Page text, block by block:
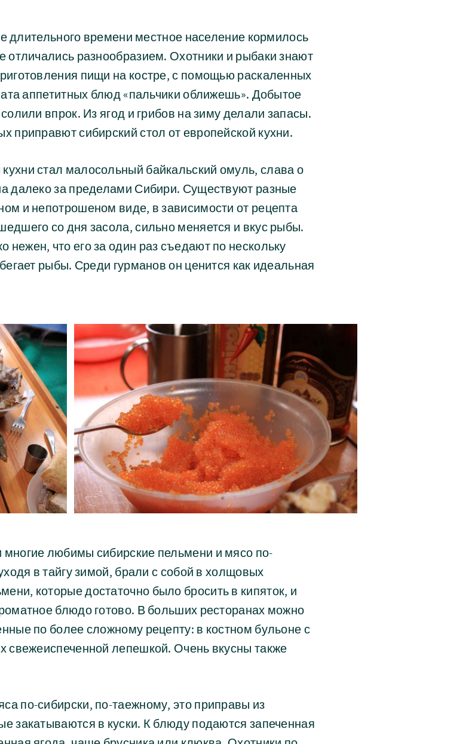
длительного времени местное население кормилось
отличались разнообразием. Охотники и рыбаки знают
пищи на костре, с помощью раскаленных
аппетитных блюд «пальчики оближешь». Добытое
впрок. Из ягод и грибов на зиму делали запасы.
приправют сибирский стол от европейской кухни.
стал малосольный байкальский омуль, слава о
далеко за пределами Сибири. Существуют разные
и непотрошеном виде, в зависимости от рецепта
со дня засола, сильно меняется и вкус рыбы.
что его за один раз съедают по нескольку
рыбы. Среди гурманов он ценится как идеальная
любимы сибирские пельмени и мясо по-
в тайгу зимой, брали с собой в холщовых
которые достаточно было бросить в кипяток, и
блюдо готово. В больших ресторанах можно
по более сложному рецепту: в костном бульоне с
свежеиспеченной лепешкой. Очень вкусны также
по-сибирски, по-таежному, это приправы из
закатываются в куски. К блюду подаются запеченная